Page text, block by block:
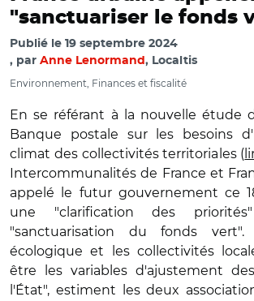
"sanctuariser le fonds
Publié le 19 septembre 2024
par Anne Lenormand , Localtis
Environnement, Finances et fiscalité
En se référant à la nouvelle étude
Banque postale sur les besoins
climat des collectivités territoriales (
Intercommunalités de France et
appelé le futur gouvernement ce
une "clarification des
"sanctuarisation du fonds vert".
écologique et les collectivités
être les variables d'ajustement
l'État", estiment les deux